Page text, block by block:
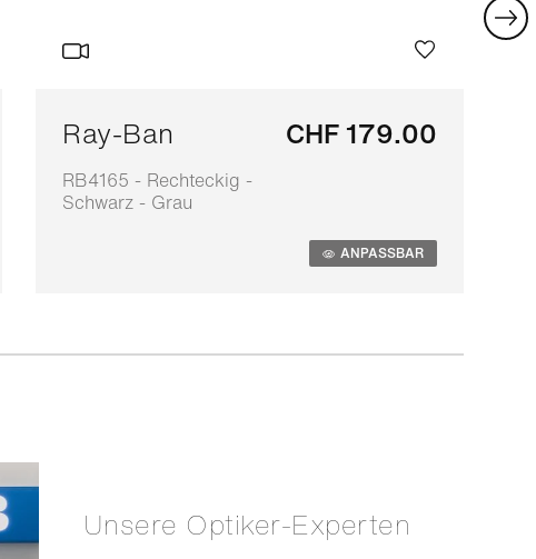
Ray-Ban
RB4165 - Rechteckig -
Schwarz - Grau
CHF 179.00
ANPASSBAR
Unsere Optiker-Experten